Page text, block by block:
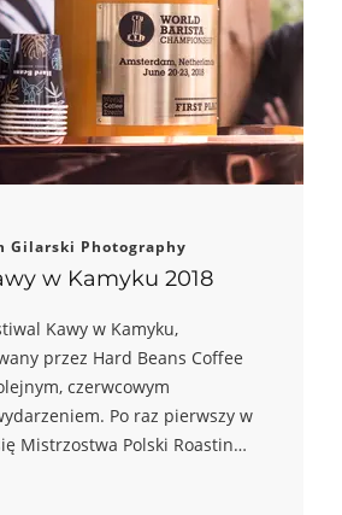
Gilarski Photography
w Kamyku 2018
Kawy w Kamyku,
przez Hard Beans Coffee
czerwcowym
Po raz pierwszy w
Mistrzostwa Polski Roasting,
Roasterów, odbyły się